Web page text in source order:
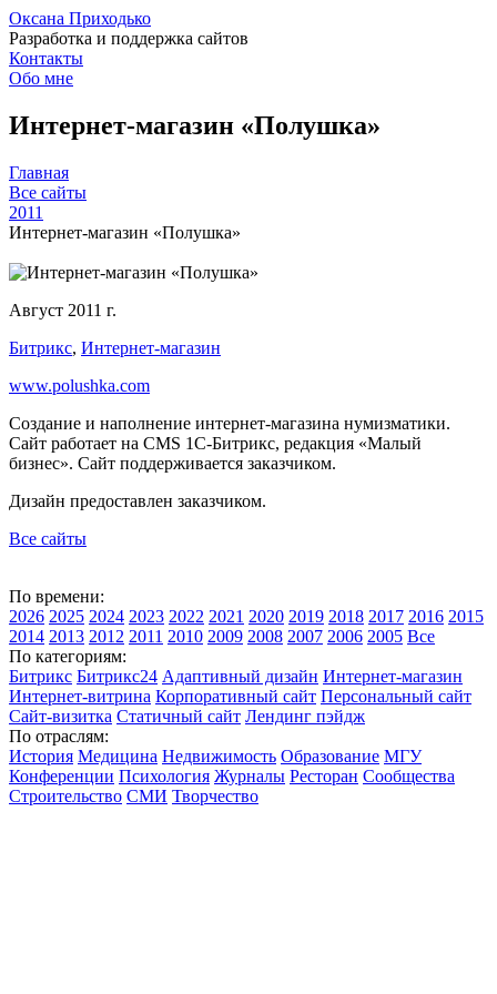
Оксана Приходько
Разработка и поддержка сайтов
Контакты
Обо мне
Интернет-магазин «Полушка»
Главная
Все сайты
2011
Интернет-магазин «Полушка»
Август 2011 г.
Битрикс, Интернет-магазин
www.polushka.com
Создание и наполнение интернет-магазина нумизматики.
Сайт работает на CMS 1С-Битрикс, редакция «Малый
бизнес». Сайт поддерживается заказчиком.
Дизайн предоставлен заказчиком.
Все сайты
По времени:
2026 2025 2024 2023 2022 2021 2020 2019 2018 2017 2016 2015
2014 2013 2012 2011 2010 2009 2008 2007 2006 2005 Все
По категориям:
Битрикс Битрикс24 Адаптивный дизайн Интернет-магазин
Интернет-витрина Корпоративный сайт Персональный сайт
Сайт-визитка Статичный сайт Лендинг пэйдж
По отраслям:
История Медицина Недвижимость Образование МГУ
Конференции Психология Журналы Ресторан Сообщества
Строительство СМИ Творчество